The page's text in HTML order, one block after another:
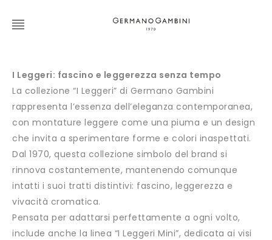
I Leggeri: fascino e leggerezza senza tempo
La collezione “I Leggeri” di Germano Gambini
rappresenta l’essenza dell’eleganza contemporanea,
con montature leggere come una piuma e un design
che invita a sperimentare forme e colori inaspettati.
Dal 1970, questa collezione simbolo del brand si
rinnova costantemente, mantenendo comunque
intatti i suoi tratti distintivi: fascino, leggerezza e
vivacità cromatica.
Pensata per adattarsi perfettamente a ogni volto,
include anche la linea “I Leggeri Mini”, dedicata ai visi